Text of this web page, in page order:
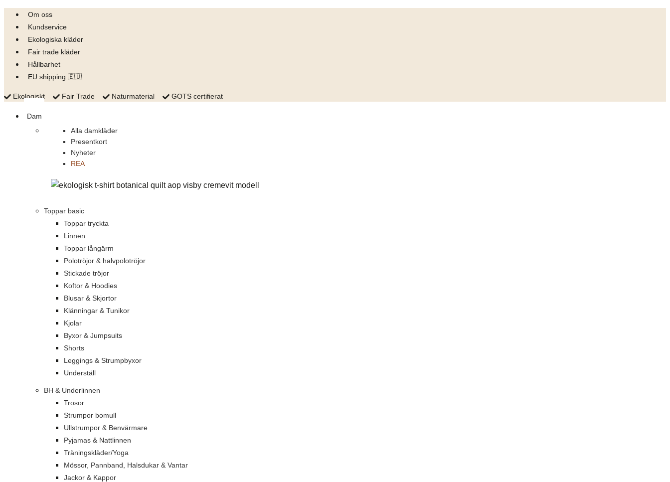
Skip
content
Om oss
Kundservice
Ekologiska kläder
Fair trade kläder
Hållbarhet
EU shipping 🇪🇺
Ekologiskt Fair Trade Naturmaterial GOTS certifierat
Dam
Alla damkläder
Presentkort
Nyheter
REA
Toppar basic
Toppar tryckta
Linnen
Toppar långärm
Polotröjor & halvpolotröjor
Stickade tröjor
Koftor & Hoodies
Blusar & Skjortor
Klänningar & Tunikor
Kjolar
Byxor & Jumpsuits
Shorts
Leggings & Strumpbyxor
Underställ
BH & Underlinnen
Trosor
Strumpor bomull
Ullstrumpor & Benvärmare
Pyjamas & Nattlinnen
Träningskläder/Yoga
Mössor, Pannband, Halsdukar & Vantar
Jackor & Kappor